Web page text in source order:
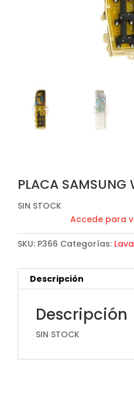
PLACA
SIN STOCK
Accede para
SKU: P366 Categorías:
Descripción
Descripción
SIN STOCK